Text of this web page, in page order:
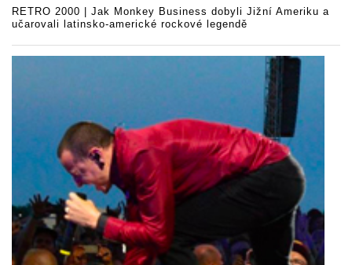
RETRO 2000 | Jak Monkey Business dobyli Jižní Ameriku a
učarovali latinsko-americké rockové legendě